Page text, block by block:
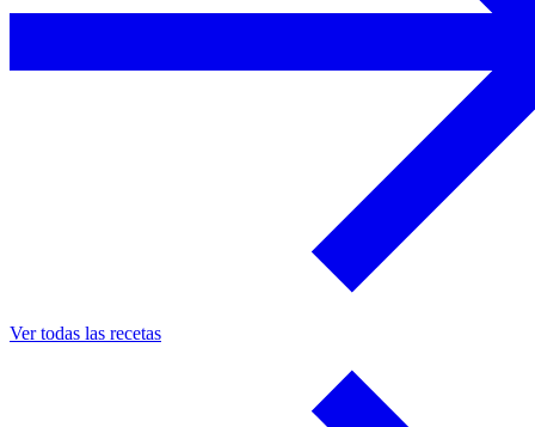
Ver todas las recetas